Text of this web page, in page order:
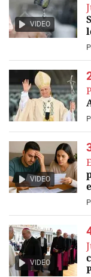
VIDEO
VIDEO
VIDEO